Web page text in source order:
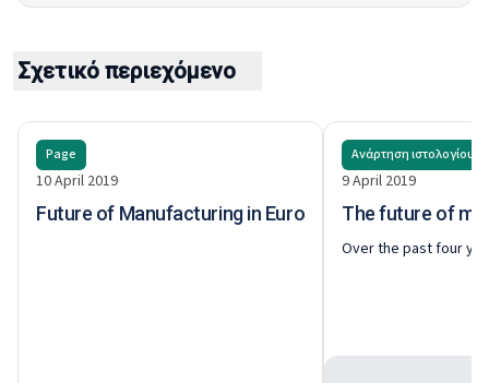
Σχετικό περιεχόμενο
10 April 2019
Page
Future of Manufacturing in Europe (FOME)
9 April 2019
Ανάρτηση ιστολογίου
The future of
Over the past four